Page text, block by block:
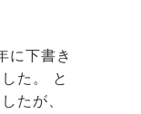
に下書き
た。 と
たが、